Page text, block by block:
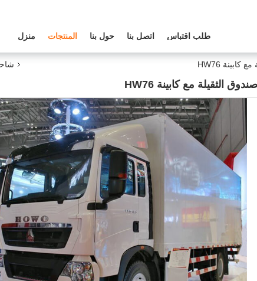
منزل المنتجات حول بنا اتصل بنا طلب اقتباس